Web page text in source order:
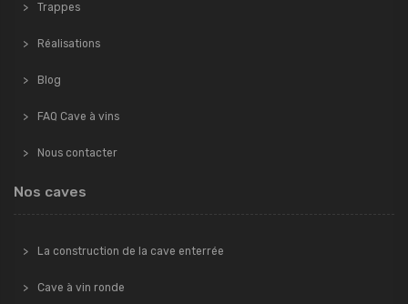
Trappes
Réalisations
Blog
FAQ Cave à vins
Nous contacter
Nos caves
La construction de la cave enterrée
Cave à vin ronde